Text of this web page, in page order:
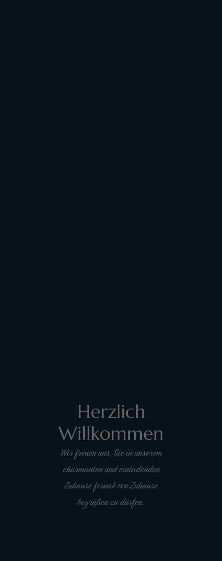
Herzlich
Willkommen
Wir freuen uns, Sie in unserem
charmanten und einladenden
Zuhause fernab von Zuhause
begrüßen zu dürfen.